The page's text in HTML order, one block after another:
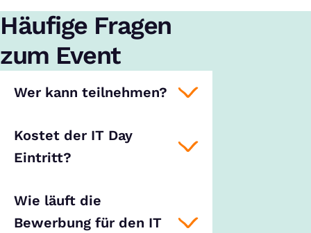
Häufige Fragen
zum Event
Wer kann teilnehmen?
Kostet der IT Day
Eintritt?
Wie läuft die
Bewerbung für den IT